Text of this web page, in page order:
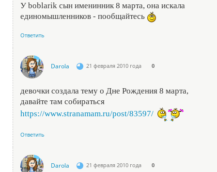
У boblarik сын именинник 8 марта, она искала
единомышленников - пообщайтесь
Ответить
Darola 21 февраля 2010 года 0
девочки создала тему о Дне Рождения 8 марта,
давайте там собираться
https://www.stranamam.ru/post/83597/
Ответить
Darola 21 февраля 2010 года 0